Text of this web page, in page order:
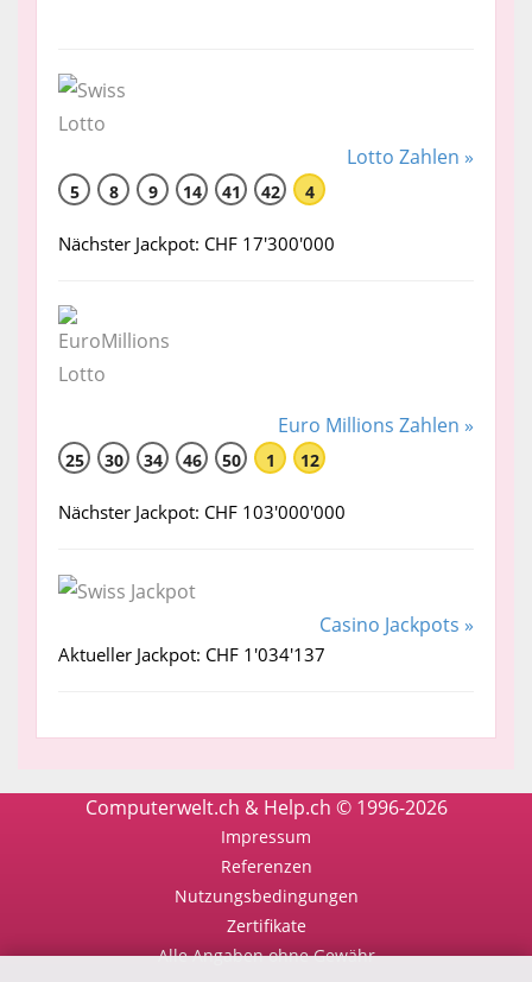
Lotto Zahlen »
5 8 9 14 41 42 4
Nächster Jackpot: CHF 17'300'000
Euro Millions Zahlen »
25 30 34 46 50 1 12
Nächster Jackpot: CHF 103'000'000
Casino Jackpots »
Aktueller Jackpot: CHF 1'034'137
Computerwelt.ch & Help.ch © 1996-2026
Impressum
Referenzen
Nutzungsbedingungen
Zertifikate
Alle Angaben ohne Gewähr